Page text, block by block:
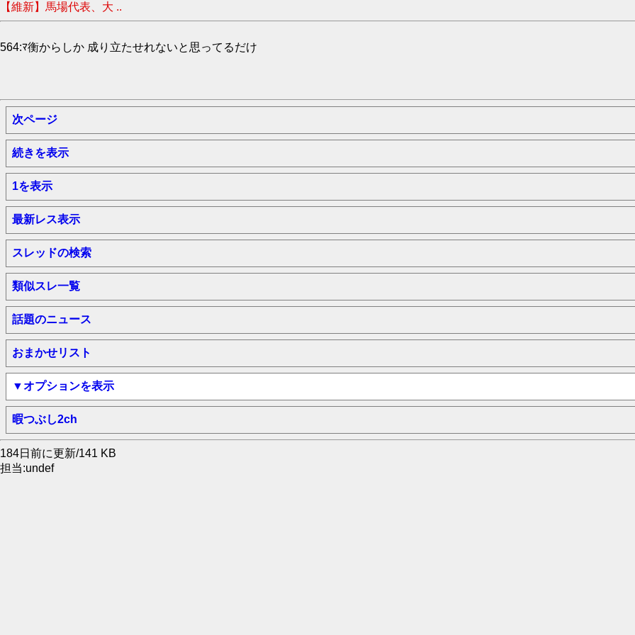
【維新】馬場代表、大 ..
564:ﾏ衡からしか 成り立たせれないと思ってるだけ
次ページ
続きを表示
1を表示
最新レス表示
スレッドの検索
類似スレ一覧
話題のニュース
おまかせリスト
▼オプションを表示
暇つぶし2ch
184日前に更新/141 KB
担当:undef